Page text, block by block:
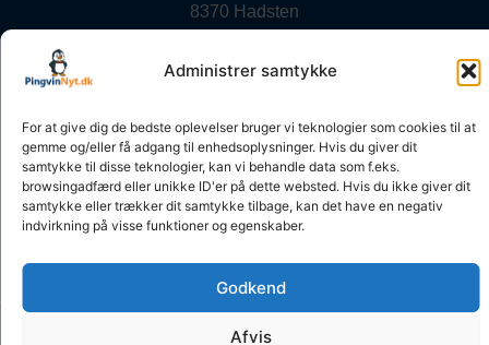
Administrer samtykke
For at give dig de bedste oplevelser bruger vi teknologier som cookies til at
gemme og/eller få adgang til enhedsoplysninger. Hvis du giver dit
samtykke til disse teknologier, kan vi behandle data som f.eks.
browsingadfærd eller unikke ID'er på dette websted. Hvis du ikke giver dit
samtykke eller trækker dit samtykke tilbage, kan det have en negativ
indvirkning på visse funktioner og egenskaber.
Godkend
Afvis
8370 Hadsten
PingvinNyt er tilmeldt Pressenævnet og tager ansvar for
indholdet.
Webdesign www.primanet.dk